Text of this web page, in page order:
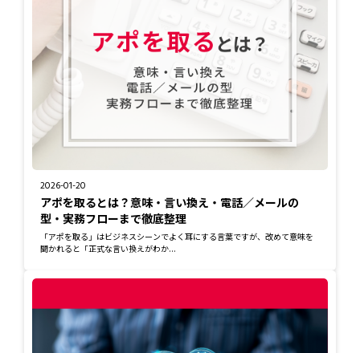
2026-01-20
アポを取るとは？意味・言い換え・電話／メールの
型・実務フローまで徹底整理
「アポを取る」はビジネスシーンでよく耳にする言葉ですが、改めて意味を
聞かれると「正式な言い換えがわか...